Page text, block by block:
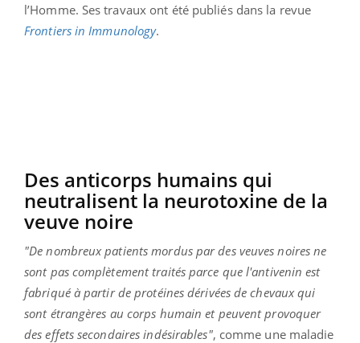
l’Homme. Ses travaux ont été publiés dans la revue
Frontiers in Immunology.
Des anticorps humains qui
neutralisent la neurotoxine de la
veuve noire
"De nombreux patients mordus par des veuves noires ne
sont pas complètement traités parce que l'antivenin est
fabriqué à partir de protéines dérivées de chevaux qui
sont étrangères au corps humain et peuvent provoquer
des effets secondaires indésirables", comme une maladie